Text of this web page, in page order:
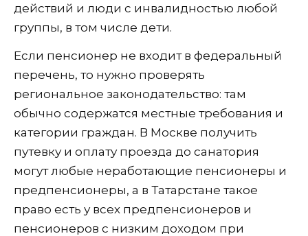
действий и люди с инвалидностью любой
группы, в том числе дети.
Если пенсионер не входит в федеральный
перечень, то нужно проверять
региональное законодательство: там
обычно содержатся местные требования и
категории граждан. В Москве получить
путевку и оплату проезда до санатория
могут любые неработающие пенсионеры и
предпенсионеры, а в Татарстане такое
право есть у всех предпенсионеров и
пенсионеров с низким доходом при